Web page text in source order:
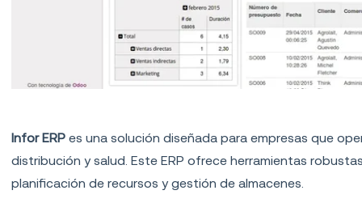
Infor ERP es una solución diseñada para empresas que
distribución y salud. Este ERP ofrece herramientas
planificación de recursos y gestión de almacenes.